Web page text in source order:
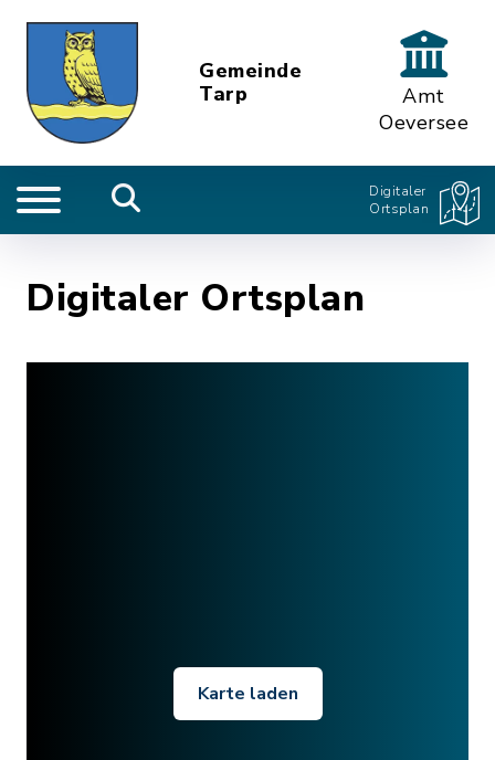
Gemeinde
Tarp
Amt
Oeversee
Digitaler
Ortsplan
Digitaler Ortsplan
Karte laden